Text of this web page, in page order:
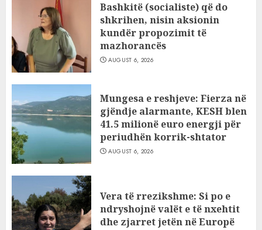
Bashkitë (socialiste) që do
shkrihen, nisin aksionin
kundër propozimit të
mazhorancës
AUGUST 6, 2026
Mungesa e reshjeve: Fierza në
gjëndje alarmante, KESH blen
41.5 milionë euro energji për
periudhën korrik-shtator
AUGUST 6, 2026
Vera të rrezikshme: Si po e
ndryshojnë valët e të nxehtit
dhe zjarret jetën në Europë